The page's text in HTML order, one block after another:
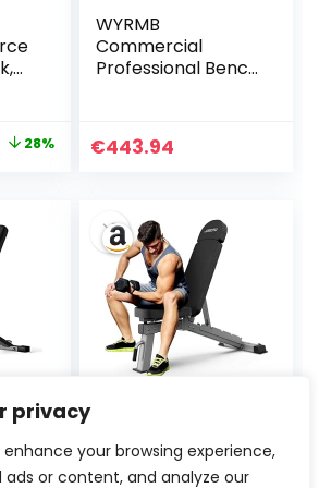
privacy
your browsing experience,
ads or content, and analyze our
28%
WYRMB
Commercial
Professional Bench
Fitness Chair
Home Adjustable
€443.94
Praktische
Fitnessbank,